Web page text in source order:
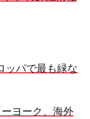
ッパで最も緑な
ヨーク、海外